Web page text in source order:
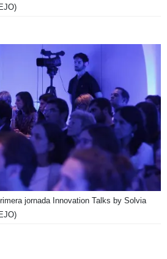
jornada Innovation Talks by Solvia